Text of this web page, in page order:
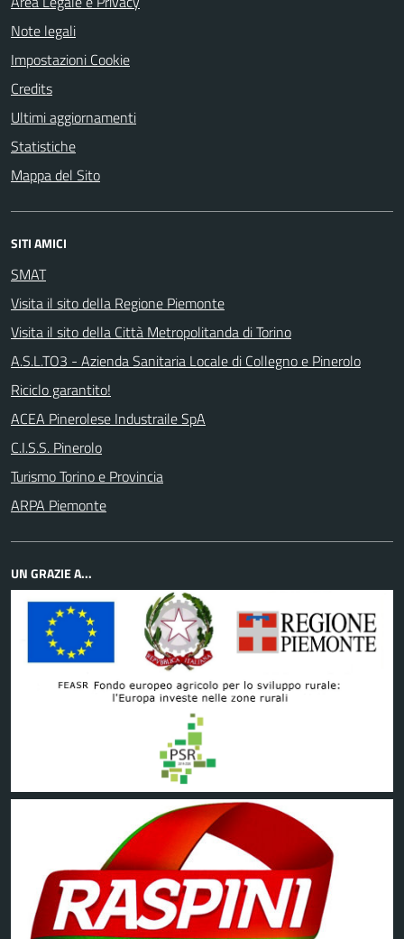
Note legali
Impostazioni Cookie
Credits
Ultimi aggiornamenti
Statistiche
Mappa del Sito
SITI AMICI
SMAT
Visita il sito della Regione Piemonte
Visita il sito della Città Metropolitanda di Torino
A.S.L.TO3 - Azienda Sanitaria Locale di Collegno e Pinerolo
Riciclo garantito!
ACEA Pinerolese Industraile SpA
C.I.S.S. Pinerolo
Turismo Torino e Provincia
ARPA Piemonte
UN GRAZIE A...